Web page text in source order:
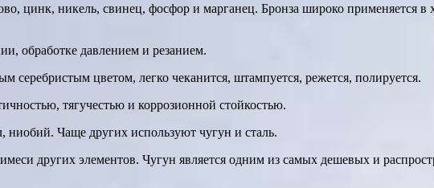
цинк, никель, свинец, фосфор и марганец. Бронза широко применяется в
обработке давлением и резанием.
цветом, легко чеканится, штампуется, режется, полируется.
тягучестью и коррозионной стойкостью.
ниобий. Чаще других используют чугун и сталь.
других элементов. Чугун является одним из самых дешевых и